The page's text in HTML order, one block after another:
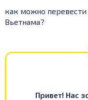
как можно
Вьетнама?
Привет! Нас